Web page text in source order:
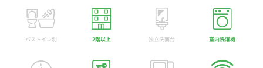
バストイレ別 2階以上 独立洗面台 室内洗濯機